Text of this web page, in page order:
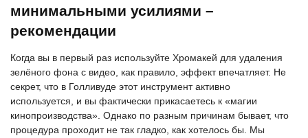
минимальными усилиями –
рекомендации
Когда вы в первый раз используйте Хромакей для удаления
зелёного фона с видео, как правило, эффект впечатляет. Не
секрет, что в Голливуде этот инструмент активно
используется, и вы фактически прикасаетесь к «магии
кинопроизводства». Однако по разным причинам бывает, что
процедура проходит не так гладко, как хотелось бы. Мы